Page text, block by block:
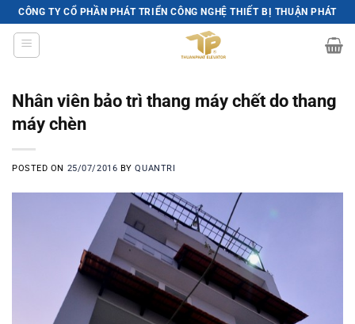
Skip
to
content
CÔNG TY CỔ PHẦN PHÁT TRIỂN CÔNG NGHỆ THIẾT BỊ THUẬN PHÁT
Nhân viên bảo trì thang máy chết do thang
máy chèn
POSTED ON 25/07/2016 BYQUANTRI